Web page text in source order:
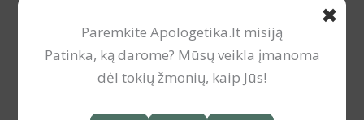
✖
Paremkite Apologetika.lt misiją
Patinka, ką darome? Mūsų veikla įmanoma
dėl tokių žmonių, kaip Jūs!